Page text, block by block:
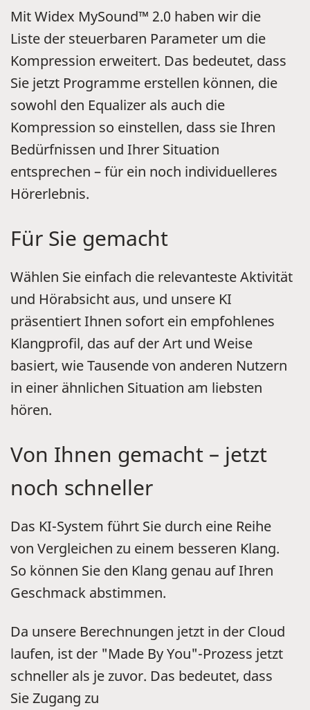
Mit Widex MySound™ 2.0 haben wir die
Liste der steuerbaren Parameter um die
Kompression erweitert. Das bedeutet, dass
Sie jetzt Programme erstellen können, die
sowohl den Equalizer als auch die
Kompression so einstellen, dass sie Ihren
Bedürfnissen und Ihrer Situation
entsprechen – für ein noch individuelleres
Hörerlebnis.
Für Sie gemacht
Wählen Sie einfach die relevanteste Aktivität
und Hörabsicht aus, und unsere KI
präsentiert Ihnen sofort ein empfohlenes
Klangprofil, das auf der Art und Weise
basiert, wie Tausende von anderen Nutzern
in einer ähnlichen Situation am liebsten
hören.
Von Ihnen gemacht – jetzt
noch schneller
Das KI-System führt Sie durch eine Reihe
von Vergleichen zu einem besseren Klang.
So können Sie den Klang genau auf Ihren
Geschmack abstimmen.
Da unsere Berechnungen jetzt in der Cloud
laufen, ist der "Made By You"-Prozess jetzt
schneller als je zuvor. Das bedeutet, dass
Sie Zugang zu